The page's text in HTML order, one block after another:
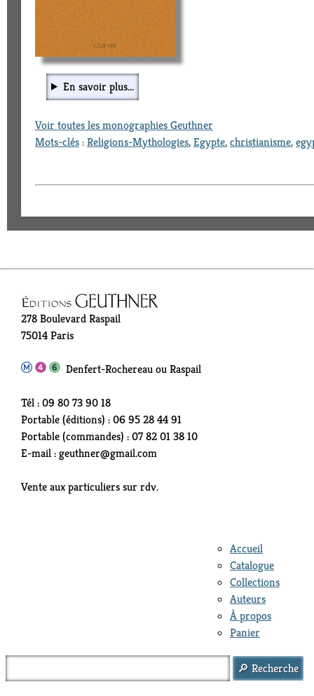
En savoir plus...
Voir toutes les monographies Geuthner
Mots-clés:Religions-Mythologies,Egypte,christianisme,
278 Boulevard Raspail
75014 Paris
Denfert-Rochereau ou Raspail
Tél : 09 80 73 90 18
Portable (éditions) : 06 95 28 44 91
Portable (commandes) : 07 82 01 38 10
E-mail : geuthner@gmail.com
Vente aux particuliers sur rdv.
Accueil
Catalogue
Collections
Auteurs
À propos
Panier